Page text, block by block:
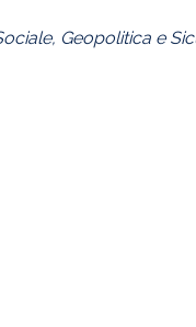
Geopolitica e